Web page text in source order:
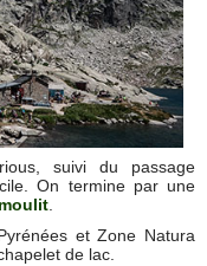
suivi du passage
On termine par une
et Zone Natura
de lac.